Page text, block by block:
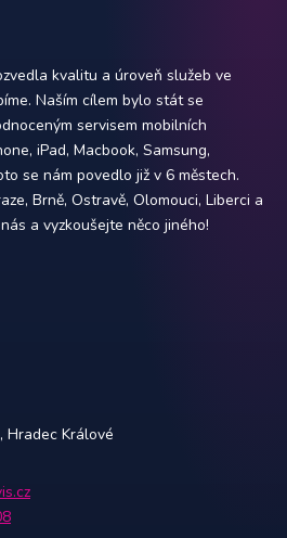
kvalitu a úroveň služeb ve
Naším cílem bylo stát se
servisem mobilních
iPad, Macbook, Samsung,
se nám povedlo již v 6 městech.
Brně, Ostravě, Olomouci, Liberci a
a vyzkoušejte něco jiného!
Hradec Králové